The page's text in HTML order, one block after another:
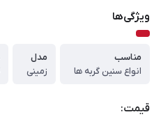
ویژگی‌ها
مناسب
انواع سنین گربه ها
مدل
زمینی
قیمت: